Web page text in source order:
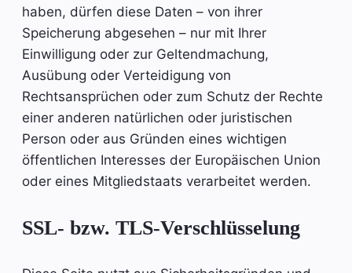
haben, dürfen diese Daten – von ihrer
Speicherung abgesehen – nur mit Ihrer
Einwilligung oder zur Geltendmachung,
Ausübung oder Verteidigung von
Rechtsansprüchen oder zum Schutz der Rechte
einer anderen natürlichen oder juristischen
Person oder aus Gründen eines wichtigen
öffentlichen Interesses der Europäischen Union
oder eines Mitgliedstaats verarbeitet werden.
SSL- bzw. TLS-Verschlüsselung